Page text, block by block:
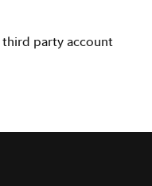
third party account